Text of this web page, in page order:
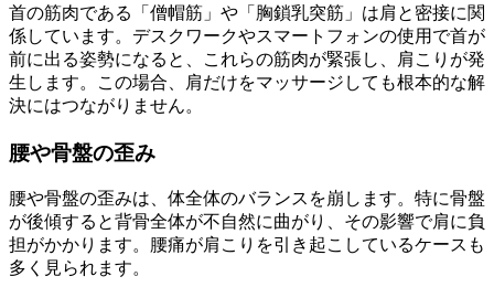
首の筋肉である「僧帽筋」や「胸鎖乳突筋」は肩と密接に関
係しています。デスクワークやスマートフォンの使用で首が
前に出る姿勢になると、これらの筋肉が緊張し、肩こりが発
生します。この場合、肩だけをマッサージしても根本的な解
決にはつながりません。
腰や骨盤の歪み
腰や骨盤の歪みは、体全体のバランスを崩します。特に骨盤
が後傾すると背骨全体が不自然に曲がり、その影響で肩に負
担がかかります。腰痛が肩こりを引き起こしているケースも
多く見られます。